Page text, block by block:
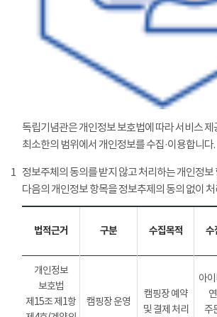
독립기념관은 개인정보 보호법에 따라 서비스 제
최소한의 범위에서 개인정보를 수집·이용합니다.
1 정보주체의 동의를 받지 않고 처리하는 개인정보
다음의 개인정보 항목을 정보추제의 동의 없이
법적근거 구분 수집목적 수
개인정보
보호법
제15조 제1항
캠핑장 운영
캠핑장 예약
및 결제 처리
아
주